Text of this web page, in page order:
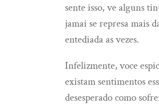
sente isso, ve alguns
jamai se represa mais
entediada as vezes.
Infelizmente, voce
existam sentimentos
desesperado como